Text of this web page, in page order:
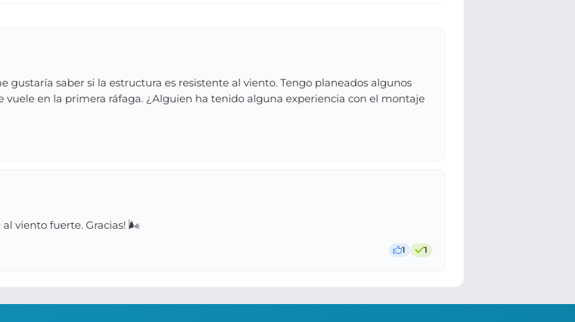
gustaría saber si la estructura es resistente al viento. Tengo planeados algunos
vuele en la primera ráfaga. ¿Alguien ha tenido alguna experiencia con el montaje
al viento fuerte. Gracias! 🌬️
1 1